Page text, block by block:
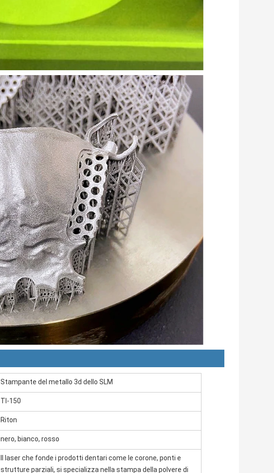
Stampante del metallo 3d dello SLM
TI-150
Riton
nero, bianco, rosso
Il laser che fonde i prodotti dentari come le corone, ponti e
strutture parziali, si specializza nella stampa della polvere di